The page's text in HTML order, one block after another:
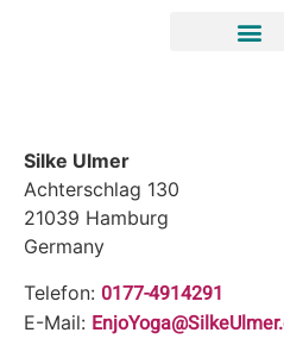
Silke Ulmer
Achterschlag 130
21039 Hamburg
Germany
Telefon: 0177-4914291
E-Mail: